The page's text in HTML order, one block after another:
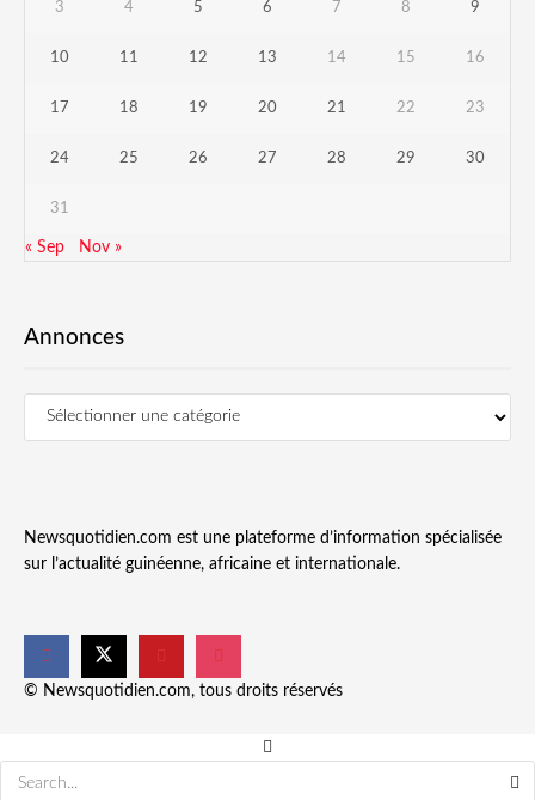
3 4 5 6 7 8 9
10 11 12 13 14 15 16
17 18 19 20 21 22 23
24 25 26 27 28 29 30
31
« Sep Nov »
Annonces
Newsquotidien.com est une plateforme d’information spécialisée
sur l’actualité guinéenne, africaine et internationale.
© Newsquotidien.com, tous droits réservés